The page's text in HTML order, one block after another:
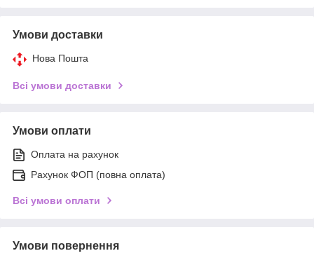
Умови доставки
Нова Пошта
Всі умови доставки
Умови оплати
Оплата на рахунок
Рахунок ФОП (повна оплата)
Всі умови оплати
Умови повернення